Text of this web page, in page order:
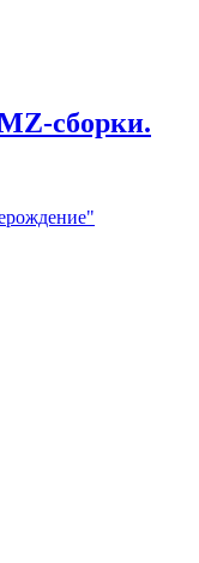
сборки.